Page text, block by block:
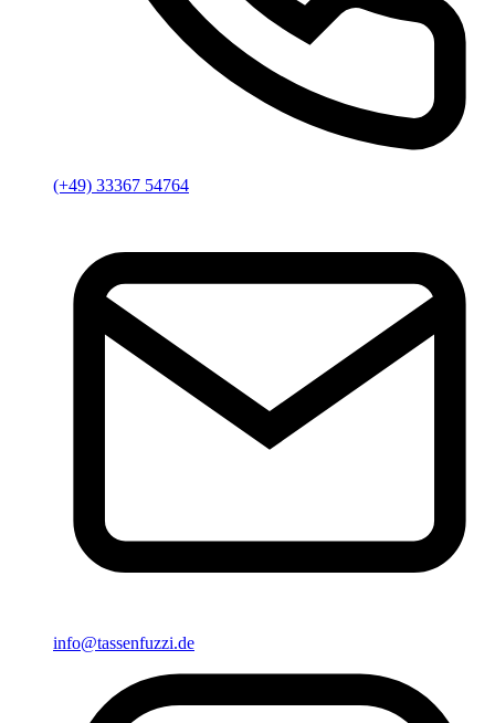
(+49) 33367 54764
info@tassenfuzzi.de